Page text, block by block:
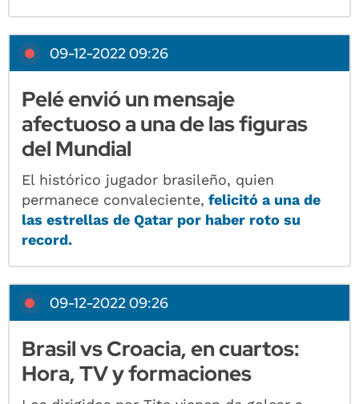
09-12-2022 09:26
Pelé envió un mensaje
afectuoso a una de las figuras
del Mundial
El histórico jugador brasileño, quien
permanece convaleciente, felicitó a una de
las estrellas de Qatar por haber roto su
record.
09-12-2022 09:26
Brasil vs Croacia, en cuartos:
Hora, TV y formaciones